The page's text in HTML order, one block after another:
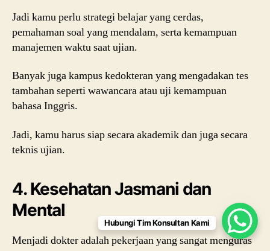
Jadi kamu perlu strategi belajar yang cerdas,
pemahaman soal yang mendalam, serta kemampuan
manajemen waktu saat ujian.
Banyak juga kampus kedokteran yang mengadakan tes
tambahan seperti wawancara atau uji kemampuan
bahasa Inggris.
Jadi, kamu harus siap secara akademik dan juga secara
teknis ujian.
4. Kesehatan Jasmani dan
Mental
Menjadi dokter adalah pekerjaan yang sangat menguras
Hubungi Tim Konsultan Kami